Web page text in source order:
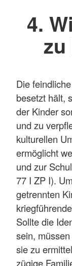
4.
zu
Die
besetzt hält,
der Kinder
und zu
kulturellen
ermöglicht
und zur
77 I ZP I).
getrennten
Sollte die
sein,
sie zu
zügige